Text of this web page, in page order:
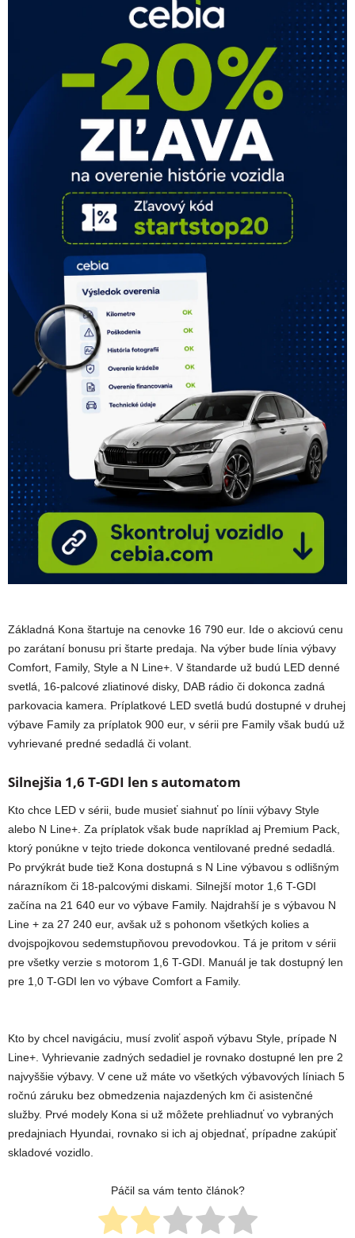
Základná Kona štartuje na cenovke 16 790 eur. Ide o akciovú cenu
po zarátaní bonusu pri štarte predaja. Na výber bude línia výbavy
Comfort, Family, Style a N Line+. V štandarde už budú LED denné
svetlá, 16-palcové zliatinové disky, DAB rádio či dokonca zadná
parkovacia kamera. Príplatkové LED svetlá budú dostupné v druhej
výbave Family za príplatok 900 eur, v sérii pre Family však budú už
vyhrievané predné sedadlá či volant.
Silnejšia 1,6 T-GDI len s automatom
Kto chce LED v sérii, bude musieť siahnuť po línii výbavy Style
alebo N Line+. Za príplatok však bude napríklad aj Premium Pack,
ktorý ponúkne v tejto triede dokonca ventilované predné sedadlá.
Po prvýkrát bude tiež Kona dostupná s N Line výbavou s odlišným
nárazníkom či 18-palcovými diskami. Silnejší motor 1,6 T-GDI
začína na 21 640 eur vo výbave Family. Najdrahší je s výbavou N
Line + za 27 240 eur, avšak už s pohonom všetkých kolies a
dvojspojkovou sedemstupňovou prevodovkou. Tá je pritom v sérii
pre všetky verzie s motorom 1,6 T-GDI. Manuál je tak dostupný len
pre 1,0 T-GDI len vo výbave Comfort a Family.
Kto by chcel navigáciu, musí zvoliť aspoň výbavu Style, prípade N
Line+. Vyhrievanie zadných sedadiel je rovnako dostupné len pre 2
najvyššie výbavy. V cene už máte vo všetkých výbavových líniach 5
ročnú záruku bez obmedzenia najazdených km či asistenčné
služby. Prvé modely Kona si už môžete prehliadnuť vo vybraných
predajniach Hyundai, rovnako si ich aj objednať, prípadne zakúpiť
skladové vozidlo.
Páčil sa vám tento článok?